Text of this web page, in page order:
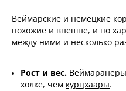
Веймарские и немецкие
похожие и внешне, и по
между ними и несколько
Рост и вес.
холке, чем курцхаары.